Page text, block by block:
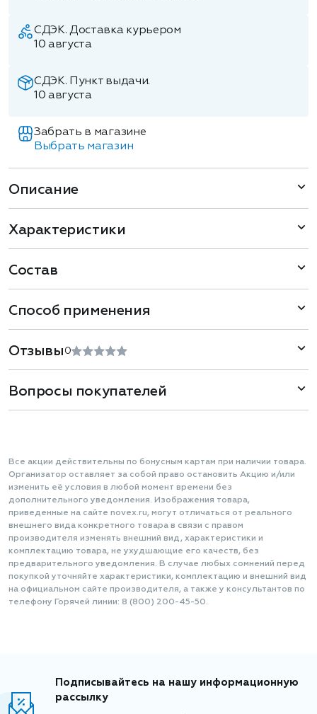
СДЭК. Доставка курьером
10 августа
СДЭК. Пункт выдачи.
10 августа
Забрать в магазине
Выбрать магазин
Описание
Характеристики
Состав
Способ применения
Отзывы 0
Вопросы покупателей
Все акции действительны по бонусным картам при наличии товара.
Организатор оставляет за собой право остановить Акцию и/или
изменить её условия в любой момент времени без
дополнительного уведомления. Изображения товара,
приведенные на сайте novex.ru, могут отличаться от реального
внешнего вида конкретного товара в связи с правом
производителя изменять внешний вид, характеристики и
комплектацию товара, не ухудшающие его качеств, без
предварительного уведомления. В случае любых сомнений перед
покупкой уточняйте характеристики, комплектацию и внешний вид
на официальном сайте производителя, а также у консультантов по
телефону Горячей линии: 8 (800) 200-45-50.
Подписывайтесь на нашу информационную
рассылку